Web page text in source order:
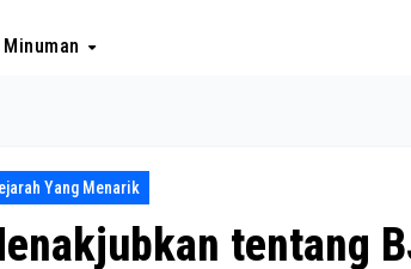
Yang Menarik
tentang